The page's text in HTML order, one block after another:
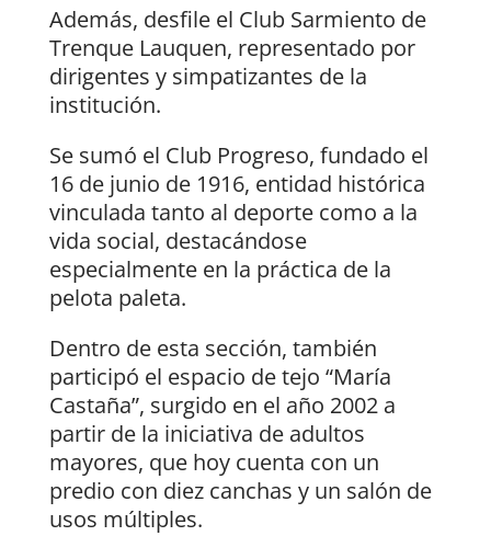
Además, desfile el Club Sarmiento de
Trenque Lauquen, representado por
dirigentes y simpatizantes de la
institución.
Se sumó el Club Progreso, fundado el
16 de junio de 1916, entidad histórica
vinculada tanto al deporte como a la
vida social, destacándose
especialmente en la práctica de la
pelota paleta.
Dentro de esta sección, también
participó el espacio de tejo “María
Castaña”, surgido en el año 2002 a
partir de la iniciativa de adultos
mayores, que hoy cuenta con un
predio con diez canchas y un salón de
usos múltiples.